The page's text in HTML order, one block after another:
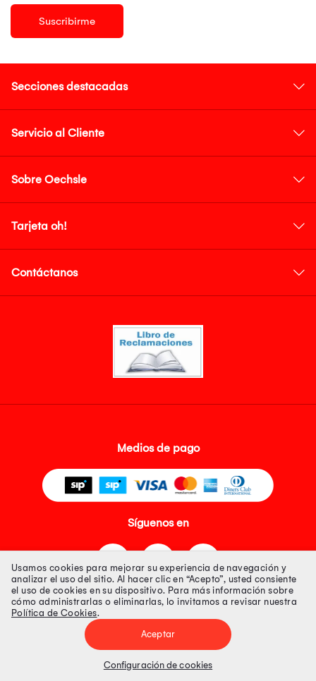
Suscribirme
Secciones destacadas
Servicio al Cliente
Sobre Oechsle
Tarjeta oh!
Contáctanos
Medios de pago
Síguenos en
Tienda 100% Segura
Tiendas Peruanas S.A. R.U.C. Nº 20493020618. Todos los derechos
Precios disponibles solo en www.oechsle.pe. Precios online publicados
Usamos cookies para mejorar su experiencia de navegación y
analizar el uso del sitio. Al hacer clic en “Acepto”, usted consiente
el uso de cookies en su dispositivo. Para más información sobre
cómo administrarlas o eliminarlas, lo invitamos a revisar nuestra
Política de Cookies.
Aceptar
Configuración de cookies